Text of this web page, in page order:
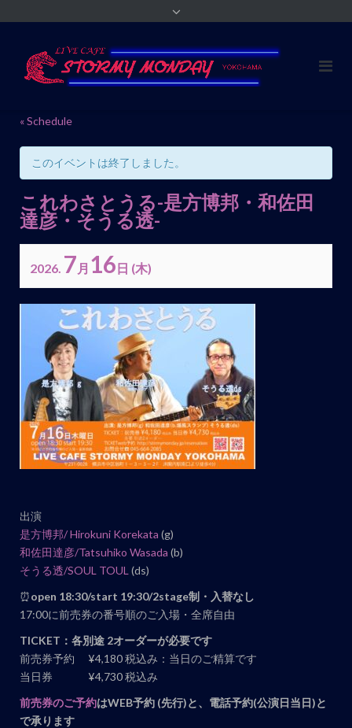
« Schedule
このイベントは終了しました。
これわさとうる-是方博邦・和佐田
達彦・そうる透-
2026. 7 月 16日 (木)
イ
ナ
ビ
ゲ
ー
ン
出演
是方博邦/ Hirokuni Korekata (g)
和佐田達彦/Tatsuhiko Wasada (b)
そうる透/SOUL TOUL (ds)
⏰open 18:30/start 19:30/2stage制・入替なし
17:00に前売券の番号順のご入場・全席自由
TICKET：各別途 2オーダーが必要です
前売券予約 ¥4,180 税込み：当日のご精算です
当日券 ¥4,730 税込み
前売券のご予約はWEB予約 (先行)と、電話予約(公演日当日)と
で承ります